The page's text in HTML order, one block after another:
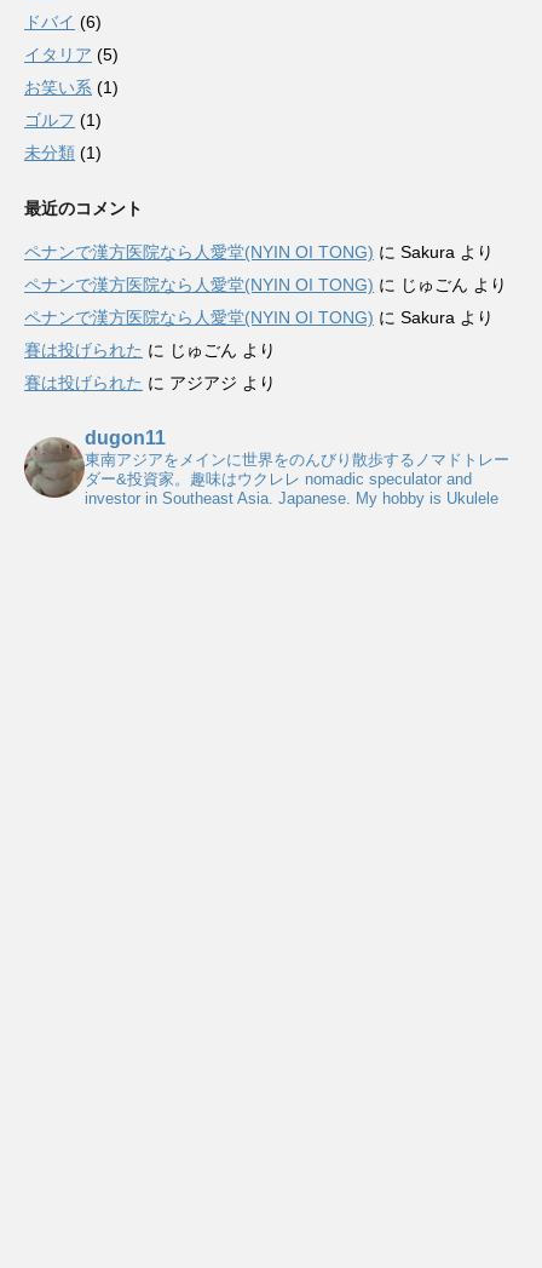
ドバイ (6)
イタリア (5)
お笑い系 (1)
ゴルフ (1)
未分類 (1)
最近のコメント
ペナンで漢方医院なら人愛堂(NYIN OI TONG) に Sakura より
ペナンで漢方医院なら人愛堂(NYIN OI TONG) に じゅごん より
ペナンで漢方医院なら人愛堂(NYIN OI TONG) に Sakura より
賽は投げられた に じゅごん より
賽は投げられた に アジアジ より
dugon11
東南アジアをメインに世界をのんびり散歩するノマドトレー
ダー&投資家。趣味はウクレレ nomadic speculator and
investor in Southeast Asia. Japanese. My hobby is Ukulele